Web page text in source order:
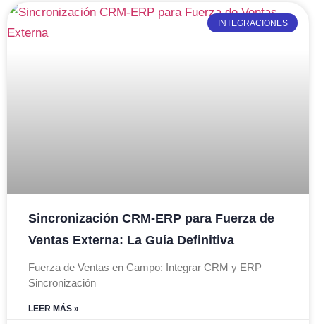
INTEGRACIONES
Sincronización CRM-ERP para Fuerza de
Ventas Externa: La Guía Definitiva
Fuerza de Ventas en Campo: Integrar CRM y ERP
Sincronización
LEER MÁS »